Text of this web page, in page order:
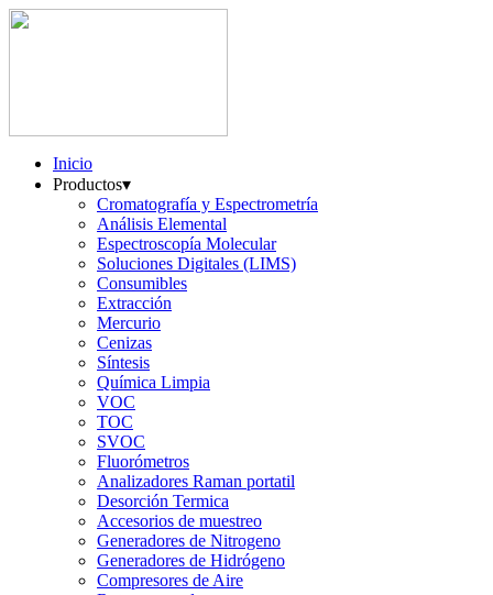
Inicio
Productos▾
Cromatografía y Espectrometría
Análisis Elemental
Espectroscopía Molecular
Soluciones Digitales (LIMS)
Consumibles
Extracción
Mercurio
Cenizas
Síntesis
Química Limpia
VOC
TOC
SVOC
Fluorómetros
Analizadores Raman portatil
Desorción Termica
Accesorios de muestreo
Generadores de Nitrogeno
Generadores de Hidrógeno
Compresores de Aire